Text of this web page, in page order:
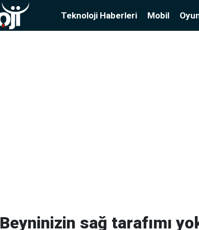
Teknoloji Haberleri Mobil
Beyninizin sağ tarafımı